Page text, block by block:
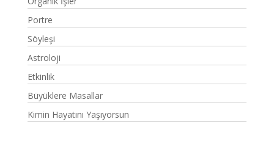
Portre
Söyleşi
Astroloji
Etkinlik
Büyüklere Masallar
Kimin Hayatını Yaşıyorsun